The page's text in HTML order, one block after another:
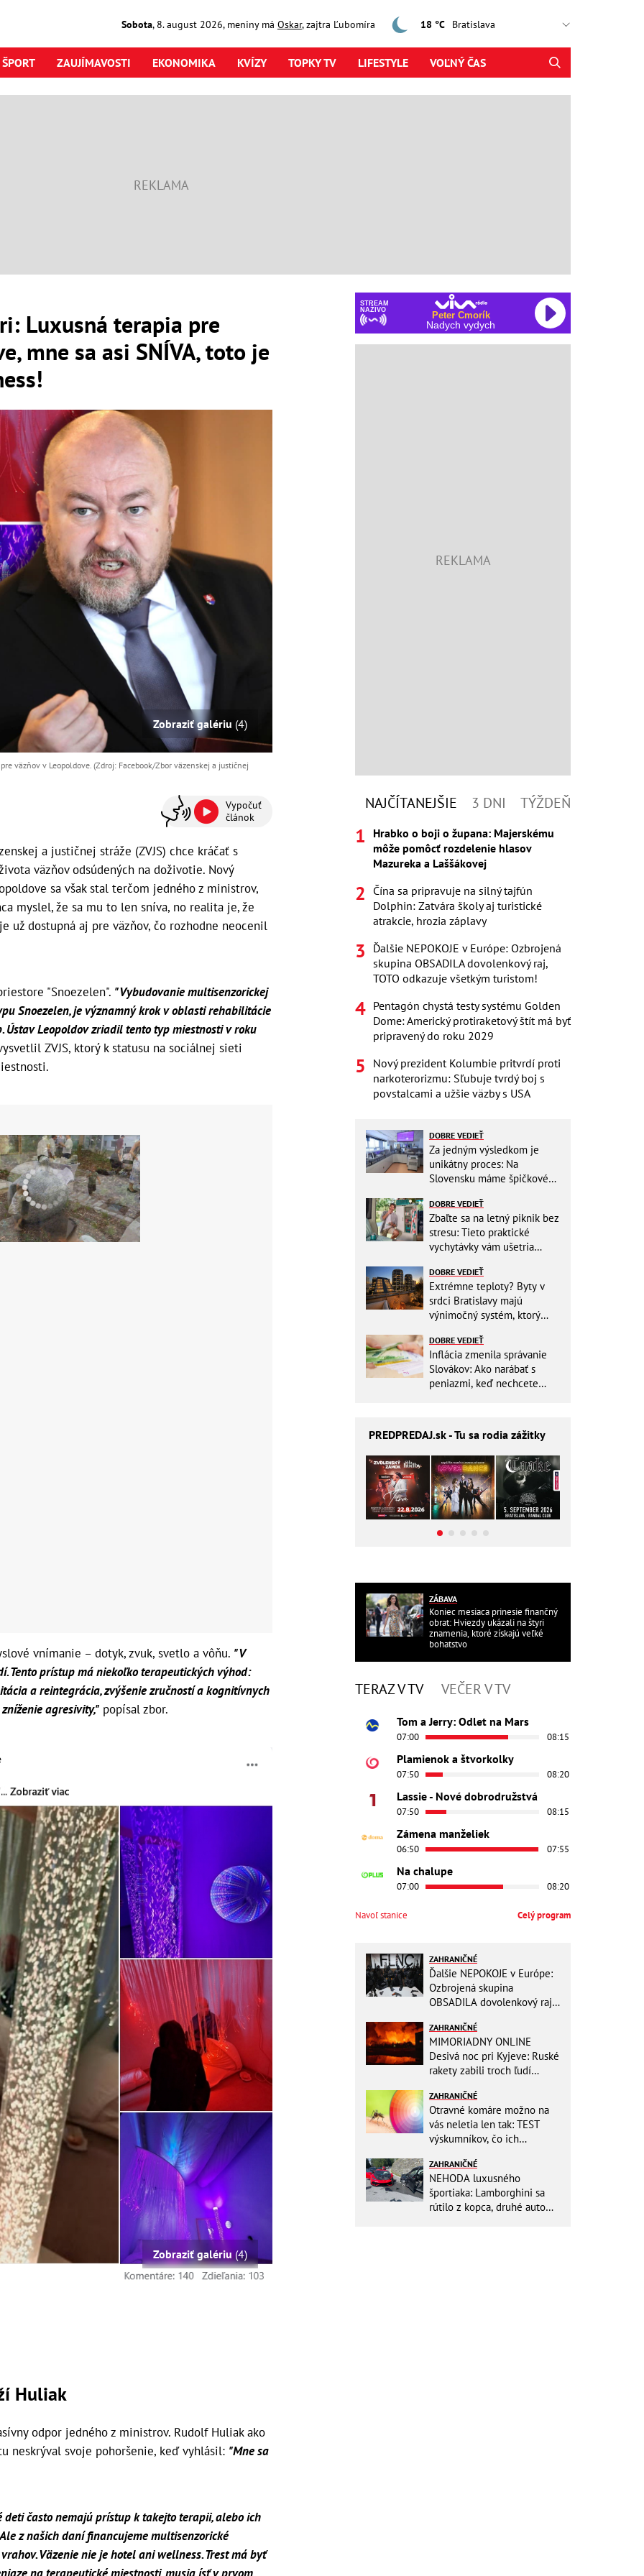
Sobota, 8. august2026, meniny má Oskar, zajtra Ľubomíra 18 °C
ŠPORT ZAUJÍMAVOSTI EKONOMIKA KVÍZY TOPKY TV LIFESTYLE VOĽNÝ ČAS
Luxusná terapia pre
mne sa asi SNÍVA, toto je
Zobraziť galériu (4)
väzňov v Leopoldove. (Zdroj: Facebook/Zbor väzenskej a justičnej
Vypočuť
článok
a justičnej stráže (ZVJS) chce kráčať s
väzňov odsúdených na doživotie. Nový
sa však stal terčom jedného z ministrov,
myslel, že sa mu to len sníva, no realita je, že
už dostupná aj pre väzňov, čo rozhodne neocenil
"Snoezelen". "Vybudovanie multisenzorickej
Snoezelen, je významný krok v oblasti rehabilitácie
Ústav Leopoldov zriadil tento typ miestnosti v roku
ZVJS, ktorý k statusu na sociálnej sieti
vnímanie – dotyk, zvuk, svetlo a vôňu. "V
Tento prístup má niekoľko terapeutických výhod:
a reintegrácia, zvýšenie zručností a kognitívnych
agresivity," popísal zbor.
Zobraziť galériu(4)
Huliak
odpor jedného z ministrov. Rudolf Huliak ako
neskrýval svoje pohoršenie, keď vyhlásil: "Mne sa
deti často nemajú prístup k takejto terapii, alebo ich
z našich daní financujeme multisenzorické
Väzenie nie je hotel ani wellness. Trest má byť
STREAM
NAŽIVO
Peter Cmorík
Nadych vydych
NAJČÍTANEJŠIE 3 DNI TÝŽDEŇ
Hrabko o boji o župana: Majerskému
môže pomôcť rozdelenie hlasov
Mazureka a Laššákovej
Čína sa pripravuje na silný tajfún
Dolphin: Zatvára školy aj turistické
atrakcie, hrozia záplavy
Ďalšie NEPOKOJE v Európe: Ozbrojená
skupina OBSADILA dovolenkový raj,
TOTO odkazuje všetkým turistom!
Pentagón chystá testy systému Golden
Dome: Americký protiraketový štít má byť
pripravený do roku 2029
Nový prezident Kolumbie pritvrdí proti
narkoterorizmu: Sľubuje tvrdý boj s
povstalcami a užšie väzby s USA
DOBRE VEDIEŤ
Za jedným výsledkom je
unikátny proces: Na
Slovensku máme špičkové
DOBRE VEDIEŤ
Zbaľte sa na letný piknik bez
stresu: Tieto praktické
vychytávky vám ušetria
DOBRE VEDIEŤ
Extrémne teploty? Byty v
srdci Bratislavy majú
výnimočný systém, ktorý
DOBRE VEDIEŤ
Inflácia zmenila správanie
Slovákov: Ako narábať s
peniazmi, keď nechcete
PREDPREDAJ.sk - Tu sa rodia zážitky
ZÁBAVA
Koniec mesiaca prinesie finančný
obrat: Hviezdy ukázali na štyri
znamenia, ktoré získajú veľké
bohatstvo
TERAZ V TV VEČER V TV
Tom a Jerry: Odlet na Mars
07:00 08:15
Plamienok a štvorkolky
07:50 08:20
Lassie - Nové dobrodružstvá
07:50 08:15
Zámena manželiek
06:50 07:55
Na chalupe
07:00 08:20
Navoľ stanice Celý program
ZAHRANIČNÉ
Ďalšie NEPOKOJE v Európe:
Ozbrojená skupina
OBSADILA dovolenkový raj,
turistom!
ZAHRANIČNÉ
MIMORIADNY ONLINE
Desivá noc pri Kyjeve: Ruské
rakety zabili troch ľudí
výbuchy
ZAHRANIČNÉ
Otravné komáre možno na
vás neletia len tak: TEST
výskumníkov, čo ich
ZAHRANIČNÉ
NEHODA luxusného
športiaka: Lamborghini sa
rútilo z kopca, druhé auto